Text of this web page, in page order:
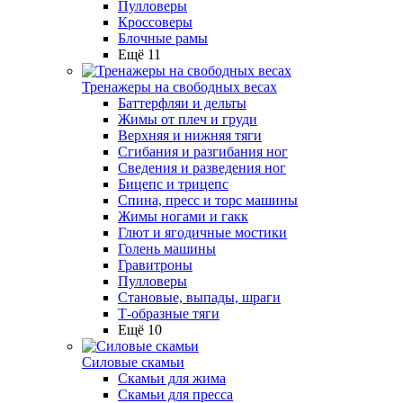
Пулловеры
Кроссоверы
Блочные рамы
Ещё 11
Тренажеры на свободных весах
Баттерфляи и дельты
Жимы от плеч и груди
Верхняя и нижняя тяги
Сгибания и разгибания ног
Сведения и разведения ног
Бицепс и трицепс
Спина, пресс и торс машины
Жимы ногами и гакк
Глют и ягодичные мостики
Голень машины
Гравитроны
Пулловеры
Становые, выпады, шраги
Т-образные тяги
Ещё 10
Силовые скамьи
Скамьи для жима
Скамьи для пресса